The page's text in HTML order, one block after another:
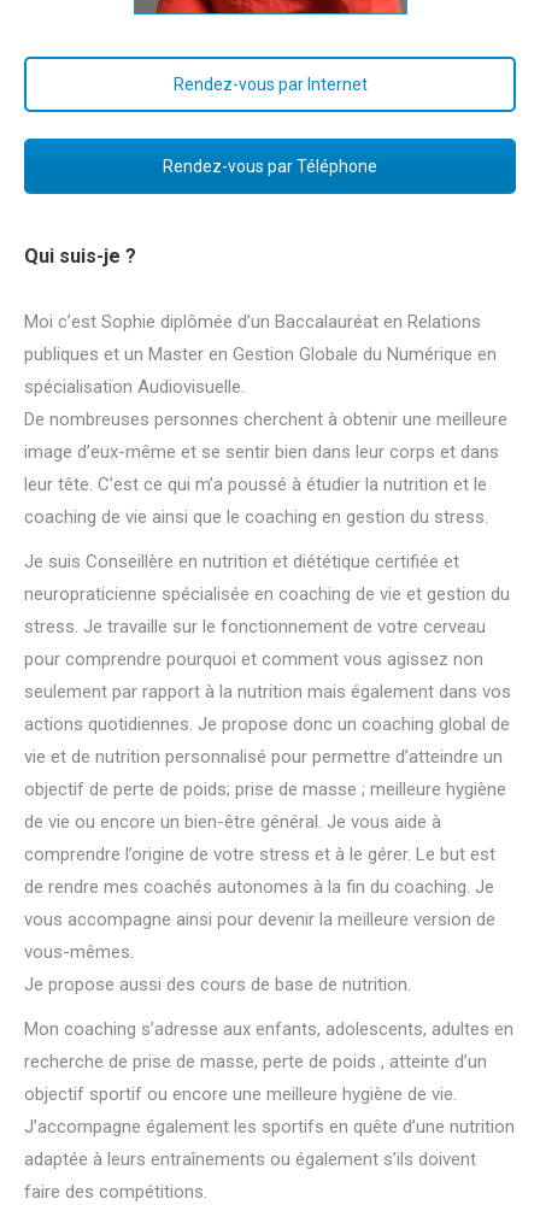
Qui suis-je ?
Moi c’est Sophie diplômée d’un Baccalauréat en Relations
publiques et un Master en Gestion Globale du Numérique en
spécialisation Audiovisuelle.
De nombreuses personnes cherchent à obtenir une meilleure
image d’eux-même et se sentir bien dans leur corps et dans
leur tête. C’est ce qui m’a poussé à étudier la nutrition et le
coaching de vie ainsi que le coaching en gestion du stress.
Je suis Conseillère en nutrition et diététique certifiée et
neuropraticienne spécialisée en coaching de vie et gestion du
stress. Je travaille sur le fonctionnement de votre cerveau
pour comprendre pourquoi et comment vous agissez non
seulement par rapport à la nutrition mais également dans vos
actions quotidiennes. Je propose donc un coaching global de
vie et de nutrition personnalisé pour permettre d’atteindre un
objectif de perte de poids; prise de masse ; meilleure hygiène
de vie ou encore un bien-être général. Je vous aide à
comprendre l’origine de votre stress et à le gérer. Le but est
de rendre mes coachés autonomes à la fin du coaching. Je
vous accompagne ainsi pour devenir la meilleure version de
vous-mêmes.
Je propose aussi des cours de base de nutrition.
Mon coaching s’adresse aux enfants, adolescents, adultes en
recherche de prise de masse, perte de poids , atteinte d’un
objectif sportif ou encore une meilleure hygiène de vie.
J’accompagne également les sportifs en quête d’une nutrition
adaptée à leurs entraînements ou également s’ils doivent
faire des compétitions.
Rendez-vous par Internet
Rendez-vous par Téléphone